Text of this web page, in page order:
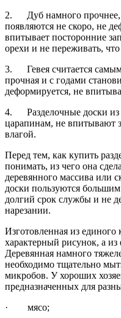
2. Дуб намного прочнее,
появляются не скоро, не
впитывает посторонние
орехи и не переживать,
3. Гевея считается
прочная и с годами
деформируется, не
4. Разделочные доски из
царапинам, не впитывают
влагой.
Перед тем, как купить
понимать, из чего она
деревянного массива или
доски пользуются
долгий срок службы и не
нарезании.
Изготовленная из единого
характерный рисунок, а
Деревянная намного
необходимо тщательно
микробов. У хороших
предназначенных для
· мясо;